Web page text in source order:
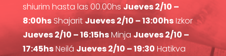
shiurim hasta las 00.00hsJueves 2/10 –
8:00hsShajarit Jueves 2/10 – 13:00hsIzkor
Jueves 2/10 – 16:15hsMinja Jueves 2/10 –
17:45hsNeilá Jueves 2/10 – 19:30 Hatikva